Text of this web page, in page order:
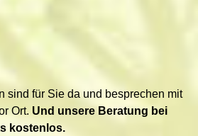
sind für Sie da und besprechen mit
Ort. Und unsere Beratung bei
kostenlos.